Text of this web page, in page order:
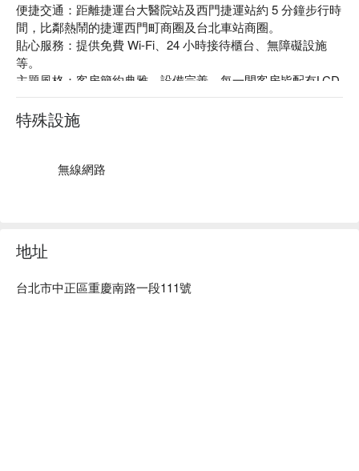
便捷交通：距離捷運台大醫院站及西門捷運站約 5 分鐘步行時
間，比鄰熱鬧的捷運西門町商圈及台北車站商圈。
貼心服務：提供免費 Wi-Fi、24 小時接待櫃台、無障礙設施
等。
主題風格：客房簡約典雅，設備完善。每一間客房皆配有LCD
液晶電視、乾溼分離獨立淋浴間、免費Mini bar，高速寬頻網
路及免費無線上網等。
特殊設施
無線網路
地址
台北市中正區重慶南路一段111號